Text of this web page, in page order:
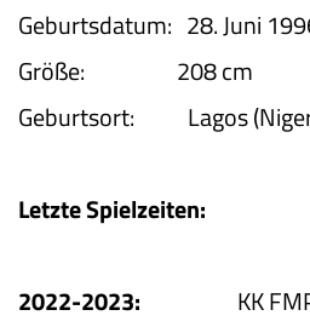
Geburtsdatum: 28. Juni
Größe: 208 cm
Geburtsort: Lagos
Letzte Spielzeiten:
2022-2023: KK FMP